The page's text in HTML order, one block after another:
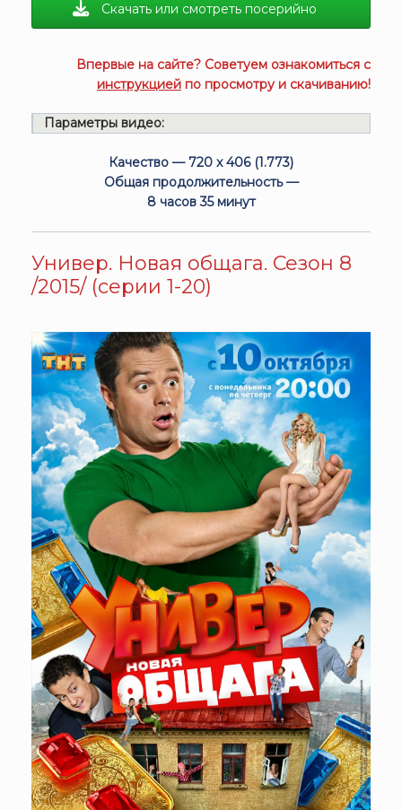
Скачать или смотреть посерийно
Впервые на сайте? Советуем ознакомиться с
инструкцией по просмотру и скачиванию!
Параметры видео:
Качество — 720 x 406 (1.773)
Общая продолжительность —
8 часов 35 минут
Универ. Новая общага. Сезон 8
/2015/ (серии 1-20)